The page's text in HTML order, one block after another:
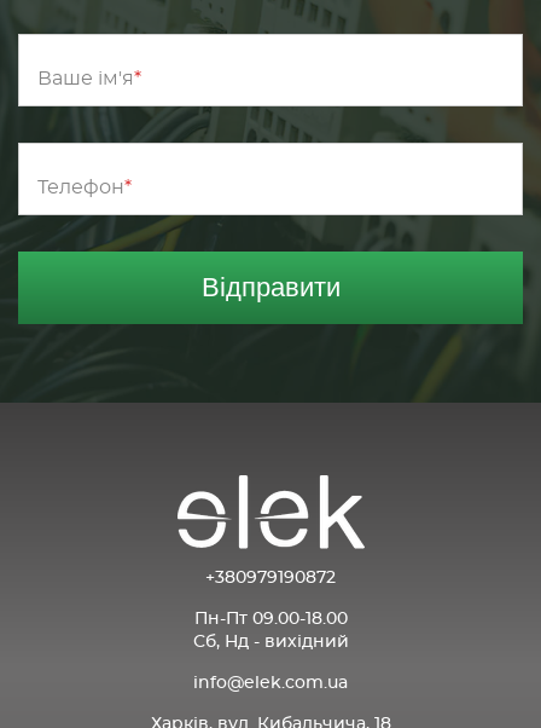
Ваше ім'я
Телефон
Відправити
+380979190872
Пн-Пт 09.00-18.00
Сб, Нд - вихідний
info@elek.com.ua
Харків, вул. Кибальчича, 18